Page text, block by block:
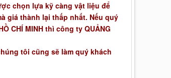
chọn lựa kỹ càng vật liệu để
giá thành lại thấp nhất. Nếu quý
CHÍ MINH thì công ty QUẢNG
tôi cũng sẽ làm quý khách